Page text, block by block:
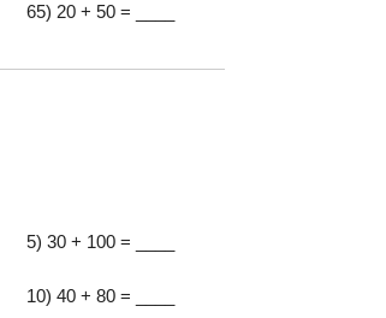
65) 20 + 50 = ____
5) 30 + 100 = ____
10) 40 + 80 = ____